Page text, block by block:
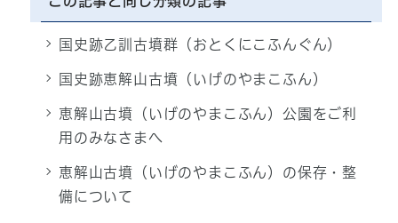
国史跡乙訓古墳群（おとくにこふんぐん）
国史跡恵解山古墳（いげのやまこふん）
恵解山古墳（いげのやまこふん）公園をご利
用のみなさまへ
恵解山古墳（いげのやまこふん）の保存・整
備について